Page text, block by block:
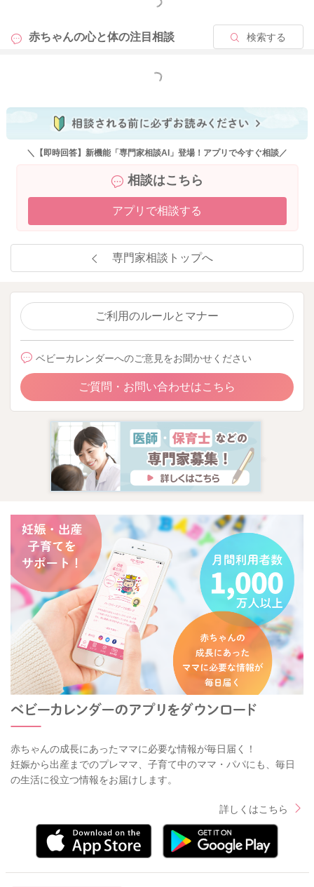
赤ちゃんの心と体の注目相談 検索する
もっと見る
＼【即時回答】新機能「専門家相談AI」登場！アプリで今すぐ相談／
相談はこちら
アプリで相談する
専門家相談トップへ
ご利用のルールとマナー
ベビーカレンダーへのご意見をお聞かせください
ご質問・お問い合わせはこちら
赤ちゃんの成長にあったママに必要な情報が毎日届く！
妊娠から出産までのプレママ、子育て中のママ・パパにも、毎日
の生活に役立つ情報をお届けします。
詳しくはこちら